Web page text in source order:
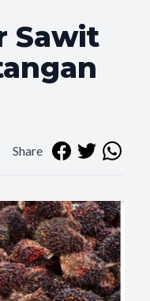
Sawit
Share